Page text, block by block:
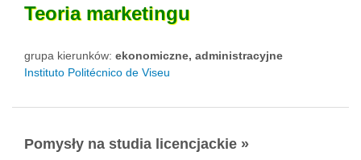
Teoria marketingu
grupa kierunków: ekonomiczne, administracyjne
Instituto Politécnico de Viseu
Pomysły na studia licencjackie »